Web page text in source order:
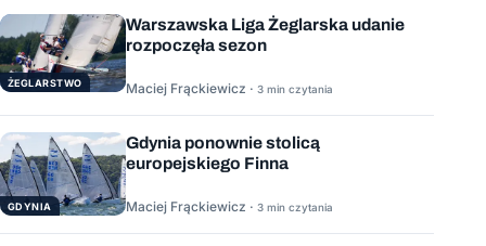
ŻEGLARSTWO
Warszawska Liga Żeglarska udanie
rozpoczęła sezon
Maciej Frąckiewicz · 3 min czytania
GDYNIA
Gdynia ponownie stolicą
europejskiego Finna
Maciej Frąckiewicz · 3 min czytania